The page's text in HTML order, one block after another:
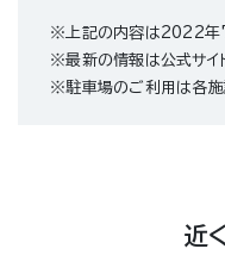
※上記の内容は2022年7
※最新の情報は公式サイ
※駐車場のご利用は各施
近